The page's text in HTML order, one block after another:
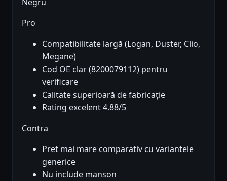
Pro
Compatibilitate largă (Logan, Duster, Clio,
Megane)
Cod OE clar (8200079112) pentru
verificare
Calitate superioară de fabricație
Rating excelent 4.88/5
Contra
Pret mai mare comparativ cu variantele
generice
Nu include manson